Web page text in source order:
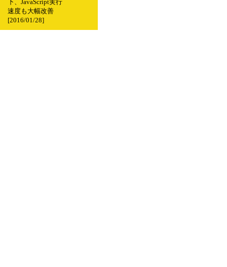
下、JavaScript実行
速度も大幅改善
[2016/01/28]